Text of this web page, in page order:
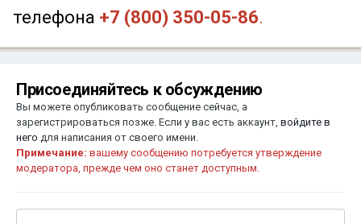
телефона +7 (800) 350-05-86.
Присоединяйтесь к обсуждению
Вы можете опубликовать сообщение сейчас, а
зарегистрироваться позже. Если у вас есть аккаунт, войдите в
него для написания от своего имени.
Примечание: вашему сообщению потребуется утверждение
модератора, прежде чем оно станет доступным.